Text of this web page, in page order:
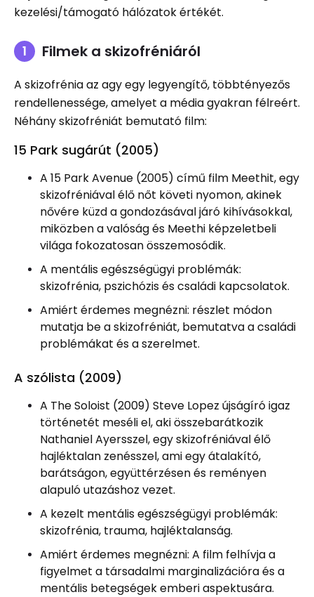
kezelési/támogató hálózatok értékét.
Filmek a skizofréniáról
A skizofrénia az agy egy legyengítő, többtényezős
rendellenessége, amelyet a média gyakran félreért.
Néhány skizofréniát bemutató film:
15 Park sugárút (2005)
A 15 Park Avenue (2005) című film Meethit, egy
skizofréniával élő nőt követi nyomon, akinek
nővére küzd a gondozásával járó kihívásokkal,
miközben a valóság és Meethi képzeletbeli
világa fokozatosan összemosódik.
A mentális egészségügyi problémák:
skizofrénia, pszichózis és családi kapcsolatok.
Amiért érdemes megnézni: részlet módon
mutatja be a skizofréniát, bemutatva a családi
problémákat és a szerelmet.
A szólista (2009)
A The Soloist (2009) Steve Lopez újságíró igaz
történetét meséli el, aki összebarátkozik
Nathaniel Ayersszel, egy skizofréniával élő
hajléktalan zenésszel, ami egy átalakító,
barátságon, együttérzésen és reményen
alapuló utazáshoz vezet.
A kezelt mentális egészségügyi problémák:
skizofrénia, trauma, hajléktalanság.
Amiért érdemes megnézni: A film felhívja a
figyelmet a társadalmi marginalizációra és a
mentális betegségek emberi aspektusára.